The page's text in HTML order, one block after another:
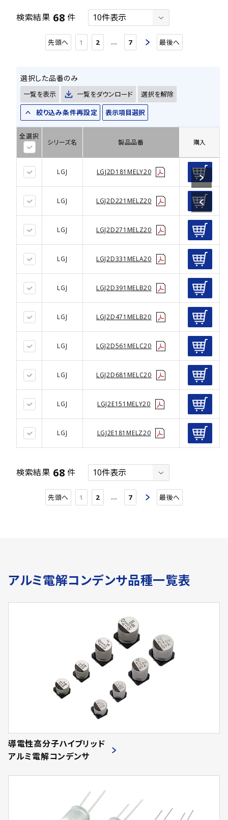
検索結果 68 件
先頭へ 1 2 … 7 最後へ
選択した品番のみ
一覧を表示 一覧をダウンロード
選択を解除
絞り込み条件再設定
表示項目選択
全選択
シリーズ名 製品品番 購入
LGJ LGJ2D181MELY20
LGJ LGJ2D221MELZ20
LGJ LGJ2D271MELZ20
LGJ LGJ2D331MELA20
LGJ LGJ2D391MELB20
LGJ LGJ2D471MELB20
LGJ LGJ2D561MELC20
LGJ LGJ2D681MELC20
LGJ LGJ2E151MELY20
LGJ LGJ2E181MELZ20
検索結果 68 件
先頭へ 1 2 … 7 最後へ
アルミ電解コンデンサ品種一覧表
導電性高分子ハイブリッド
アルミ電解コンデンサ